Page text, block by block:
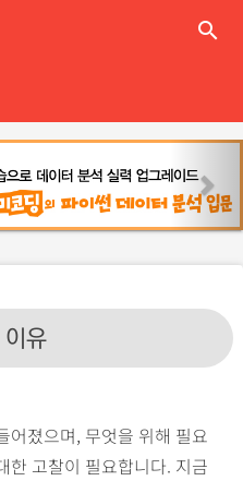
close
search
e
x
유
어졌으며, 무엇을 위해 필요
한 고찰이 필요합니다. 지금